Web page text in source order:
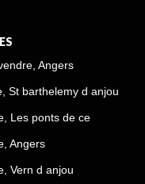
Angers
St barthelemy d anjou
Les ponts de ce
Angers
Vern d anjou